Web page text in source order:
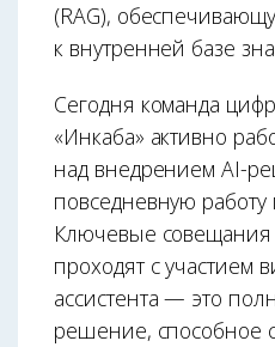
(RAG),
к внутренней базе
Сегодня команда
«Инкаба» активно
над внедрением AI-
повседневную
Ключевые совещания
проходят с участием
ассистента — это
решение, способное